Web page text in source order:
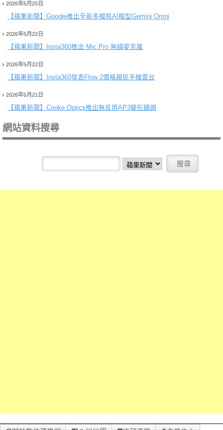
2026年5月25日
【蘋果新聞】 Google推出全新多模態AI模型Gemini Omni
2026年5月22日
【蘋果新聞】 Insta360推出 Mic Pro 無線麥克風
2026年5月22日
【蘋果新聞】 Insta360發表Flow 2價格親民手機雲台
2026年5月21日
【蘋果新聞】 Cooke Optics推出無反用AP3變形鏡頭
網站資料搜尋